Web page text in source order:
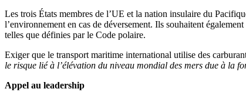
Les trois États membres de l’UE et la nation insulaire du
l’environnement en cas de déversement. Ils souhaitent
telles que définies par le Code polaire.
Exiger que le transport maritime international utilise des
le risque lié à l’élévation du niveau mondial des mers due à la
Appel au leadership